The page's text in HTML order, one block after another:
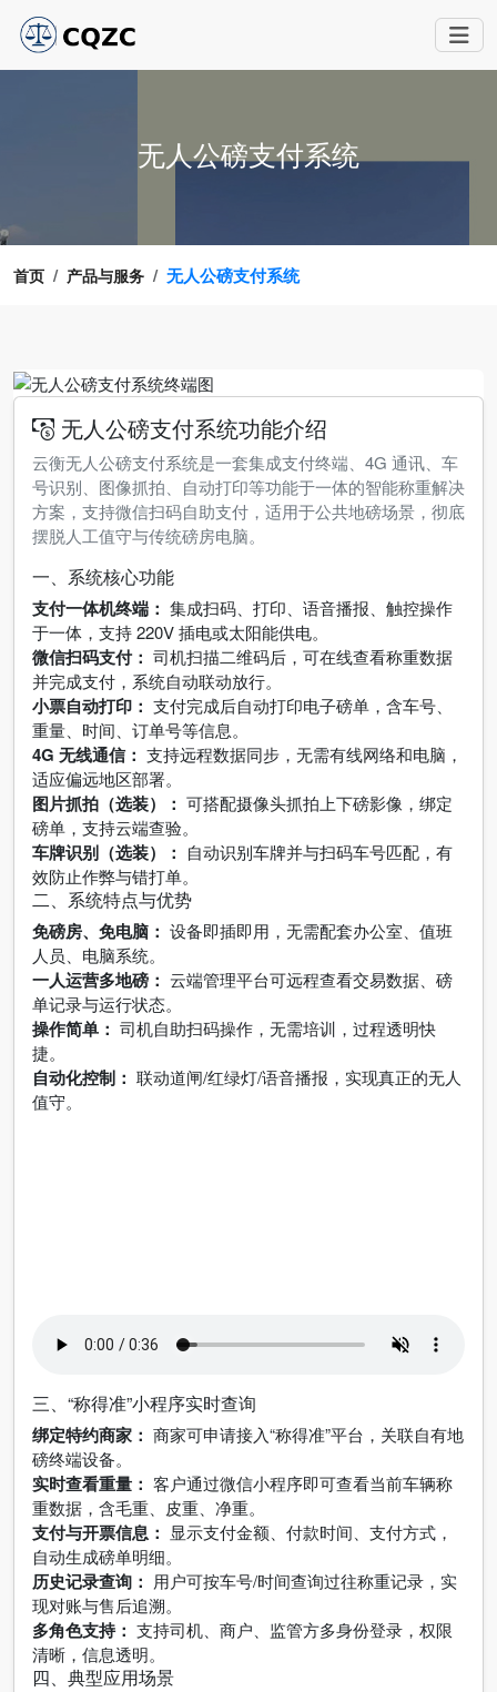
无人公磅支付系统
首页 产品与服务 无人公磅支付系统
无人公磅支付系统功能介绍
云衡无人公磅支付系统是一套集成支付终端、4G 通讯、车
号识别、图像抓拍、自动打印等功能于一体的智能称重解决
方案，支持微信扫码自助支付，适用于公共地磅场景，彻底
摆脱人工值守与传统磅房电脑。
一、系统核心功能
支付一体机终端： 集成扫码、打印、语音播报、触控操作
于一体，支持 220V 插电或太阳能供电。
微信扫码支付： 司机扫描二维码后，可在线查看称重数据
并完成支付，系统自动联动放行。
小票自动打印： 支付完成后自动打印电子磅单，含车号、
重量、时间、订单号等信息。
4G 无线通信： 支持远程数据同步，无需有线网络和电脑，
适应偏远地区部署。
图片抓拍（选装）： 可搭配摄像头抓拍上下磅影像，绑定
磅单，支持云端查验。
车牌识别（选装）： 自动识别车牌并与扫码车号匹配，有
效防止作弊与错打单。
二、系统特点与优势
免磅房、免电脑： 设备即插即用，无需配套办公室、值班
人员、电脑系统。
一人运营多地磅： 云端管理平台可远程查看交易数据、磅
单记录与运行状态。
操作简单： 司机自助扫码操作，无需培训，过程透明快
捷。
自动化控制： 联动道闸/红绿灯/语音播报，实现真正的无人
值守。
三、“称得准”小程序实时查询
绑定特约商家： 商家可申请接入“称得准”平台，关联自有地
磅终端设备。
实时查看重量： 客户通过微信小程序即可查看当前车辆称
重数据，含毛重、皮重、净重。
支付与开票信息： 显示支付金额、付款时间、支付方式，
自动生成磅单明细。
历史记录查询： 用户可按车号/时间查询过往称重记录，实
现对账与售后追溯。
多角色支持： 支持司机、商户、监管方多身份登录，权限
清晰，信息透明。
四、典型应用场景